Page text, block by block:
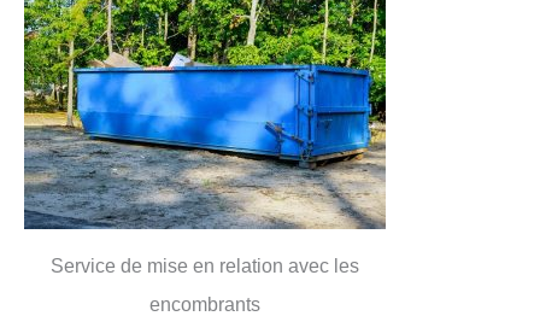
Service de mise en relation avec les
encombrants